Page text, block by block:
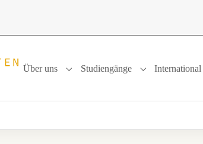
Über uns
Submenu for "Über uns"
Studiengänge
Submenu for
International